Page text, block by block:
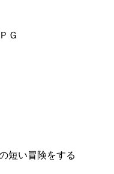
Ｇ
短い冒険をする